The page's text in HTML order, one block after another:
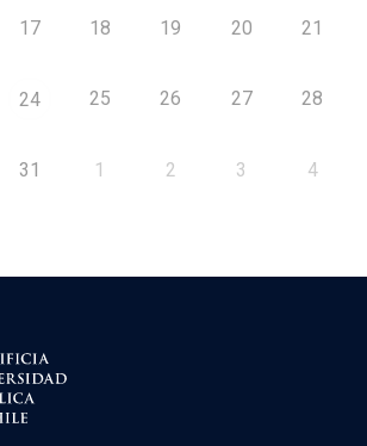
17 18 19 20 21
24 25 26 27 28
31 1 2 3 4